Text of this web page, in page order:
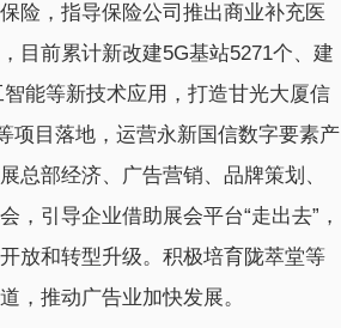
险，指导保险公司推出商业补充医
目前累计新改建5G基站5271个、建
能等新技术应用，打造甘光大厦信
项目落地，运营永新国信数字要素产
总部经济、广告营销、品牌策划、
引导企业借助展会平台“走出去”，
放和转型升级。积极培育陇萃堂等
，推动广告业加快发展。